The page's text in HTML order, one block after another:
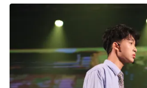
Pháp luật
Thế giới